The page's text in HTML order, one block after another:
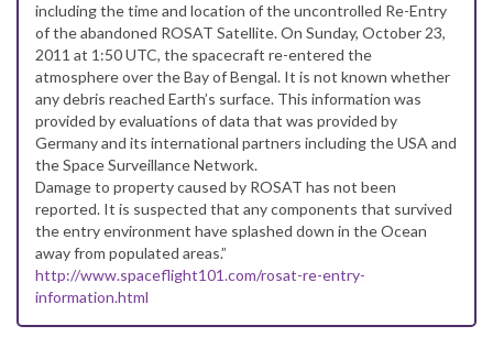
including the time and location of the uncontrolled Re-Entry
of the abandoned ROSAT Satellite. On Sunday, October 23,
2011 at 1:50 UTC, the spacecraft re-entered the
atmosphere over the Bay of Bengal. It is not known whether
any debris reached Earth’s surface. This information was
provided by evaluations of data that was provided by
Germany and its international partners including the USA and
the Space Surveillance Network.
Damage to property caused by ROSAT has not been
reported. It is suspected that any components that survived
the entry environment have splashed down in the Ocean
away from populated areas.”
http://www.spaceflight101.com/rosat-re-entry-
information.html